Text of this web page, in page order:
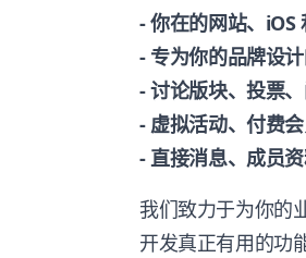
- 你在的网站、iOS
- 专为你的品牌设计
- 讨论版块、投票
- 虚拟活动、付费
- 直接消息、成员
我们致力于为你的
开发真正有用的功